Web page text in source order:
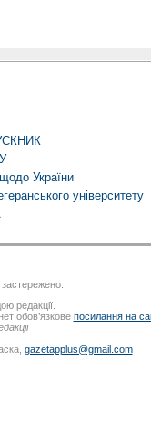
України
університету
редакції.
обов’язкове посилання на
gazetapplus@gmail.com